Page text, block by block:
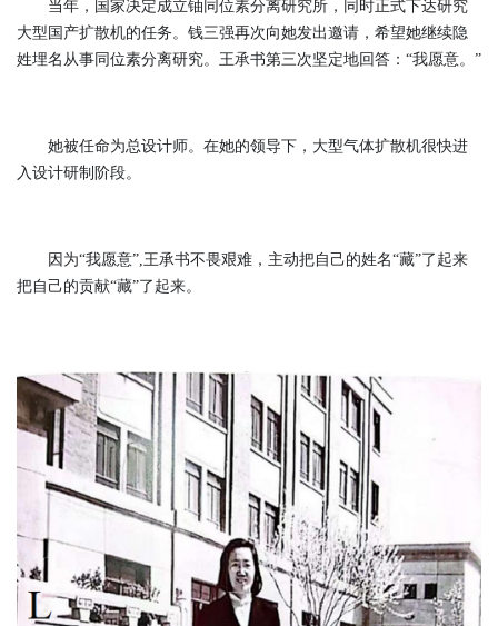
当年，国家决定成立铀同位素分离研究所，同时正式下达研究
大型国产扩散机的任务。钱三强再次向她发出邀请，希望她继续隐
姓埋名从事同位素分离研究。王承书第三次坚定地回答：“我愿意。”
她被任命为总设计师。在她的领导下，大型气体扩散机很快进
入设计研制阶段。
因为“我愿意”,王承书不畏艰难，主动把自己的姓名“藏”了起来
把自己的贡献“藏”了起来。